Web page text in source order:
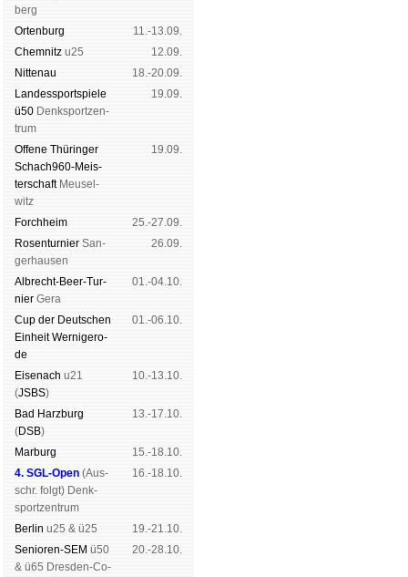
berg
Orten­burg
11.-13.09.
Chem­nitz u25
12.09.
Nitte­nau
18.-20.09.
Landes­sport­spiele
ü50 Denk­sport­zen­
trum
19.09.
Offene Thü­rin­ger
Schach960-Meis­
ter­schaftMeu­sel­
witz
19.09.
Forch­heim
25.-27.09.
Rosen­tur­nier San­
ger­hau­sen
26.09.
Albrecht-Beer-Tur­
nier Ge­ra
01.-04.10.
Cup der Deut­schen
Ein­heit Wer­ni­ge­ro­
de
01.-06.10.
Eise­nach u21
(JSBS)
10.-13.10.
Bad Harz­burg
(DSB)
13.-17.10.
Mar­burg
15.-18.10.
4. SGL-Open (Aus­
schr. folgt) Denk­
sport­zen­trum
16.-18.10.
Ber­lin u25 & ü25
19.-21.10.
Senioren-SEM ü50
& ü65 Dres­den-Co­
20.-28.10.